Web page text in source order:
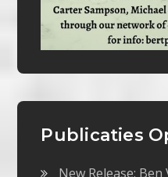
Publicaties
New Release: